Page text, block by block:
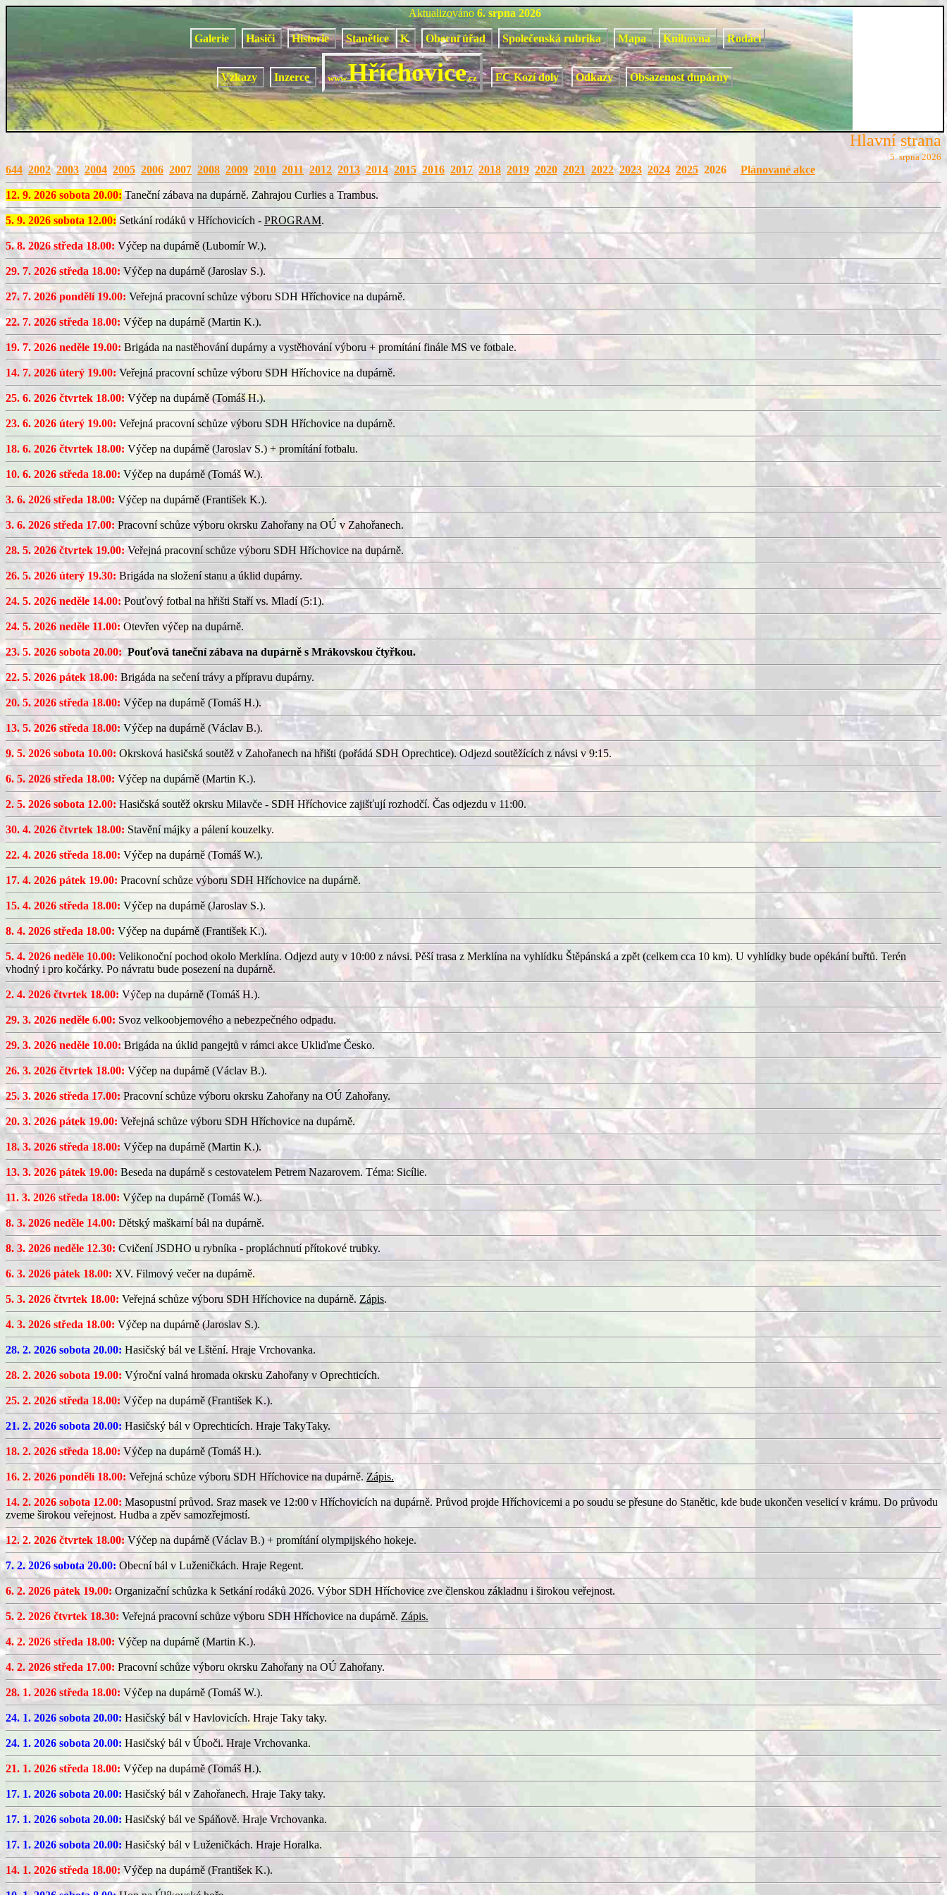
Aktualizováno 6. srpna 2026
Galerie Hasiči Historie Stanětice K Obecní úřad Společenská rubrika Mapa Knihovna Rodáci
Vzkazy Inzerce www.Hříchovice.cz FC Kozí doly Odkazy Obsazenost dupárny
Hlavní strana
5. srpna 2026
644 2002 2003 2004 2005 2006 2007 2008 2009 2010 2011 2012 2013 2014 2015 2016 2017 2018 2019 2020 2021 2022 2023 2024 2025 2026 Plánované akce
12. 9. 2026 sobota 20.00:Taneční zábava na dupárně. Zahrajou Curlies a Trambus.
5. 9. 2026 sobota 12.00: Setkání rodáků v Hříchovicích - PROGRAM.
5. 8. 2026 středa 18.00: Výčep na dupárně (Lubomír W.).
29. 7. 2026 středa 18.00: Výčep na dupárně (Jaroslav S.).
27. 7. 2026 pondělí 19.00: Veřejná pracovní schůze výboru SDH Hříchovice na dupárně.
22. 7. 2026 středa 18.00: Výčep na dupárně (Martin K.).
19. 7. 2026 neděle 19.00: Brigáda na nastěhování dupárny a vystěhování výboru + promítání finále MS ve fotbale.
14. 7. 2026 úterý 19.00: Veřejná pracovní schůze výboru SDH Hříchovice na dupárně.
25. 6. 2026 čtvrtek 18.00: Výčep na dupárně (Tomáš H.).
23. 6. 2026 úterý 19.00: Veřejná pracovní schůze výboru SDH Hříchovice na dupárně.
18. 6. 2026 čtvrtek 18.00: Výčep na dupárně (Jaroslav S.) + promítání fotbalu.
10. 6. 2026 středa 18.00: Výčep na dupárně (Tomáš W.).
3. 6. 2026 středa 18.00: Výčep na dupárně (František K.).
3. 6. 2026 středa 17.00: Pracovní schůze výboru okrsku Zahořany na OÚ v Zahořanech.
28. 5. 2026 čtvrtek 19.00:Veřejná pracovní schůze výboru SDH Hříchovice na dupárně.
26. 5. 2026 úterý 19.30: Brigáda na složení stanu a úklid dupárny.
24. 5. 2026 neděle 14.00:Pouťový fotbal na hřišti Staří vs. Mladí (5:1).
24. 5. 2026 neděle 11.00: Otevřen výčep na dupárně.
23. 5. 2026 sobota 20.00: Pouťová taneční zábava na dupárně s Mrákovskou čtyřkou.
22. 5. 2026 pátek 18.00: Brigáda na sečení trávy a přípravu dupárny.
20. 5. 2026 středa 18.00: Výčep na dupárně (Tomáš H.).
13. 5. 2026 středa 18.00: Výčep na dupárně (Václav B.).
9. 5. 2026 sobota 10.00: Okrsková hasičská soutěž v Zahořanech na hřišti (pořádá SDH Oprechtice). Odjezd soutěžících z návsi v 9:15.
6. 5. 2026 středa 18.00: Výčep na dupárně (Martin K.).
2. 5. 2026 sobota 12.00: Hasičská soutěž okrsku Milavče - SDH Hříchovice zajišťují rozhodčí. Čas odjezdu v 11:00.
30. 4. 2026 čtvrtek 18.00: Stavění májky a pálení kouzelky.
22. 4. 2026 středa 18.00: Výčep na dupárně (Tomáš W.).
17. 4. 2026 pátek 19.00: Pracovní schůze výboru SDH Hříchovice na dupárně.
15. 4. 2026 středa 18.00: Výčep na dupárně (Jaroslav S.).
8. 4. 2026 středa 18.00: Výčep na dupárně (František K.).
5. 4. 2026 neděle 10.00: Velikonoční pochod okolo Merklína. Odjezd auty v 10:00 z návsi. Pěší trasa z Merklína na vyhlídku Štěpánská a zpět (celkem cca 10 km). U vyhlídky bude opékání buřtů. Terén
vhodný i pro kočárky. Po návratu bude posezení na dupárně.
2. 4. 2026 čtvrtek 18.00: Výčep na dupárně (Tomáš H.).
29. 3. 2026 neděle 6.00: Svoz velkoobjemového a nebezpečného odpadu.
29. 3. 2026 neděle 10.00: Brigáda na úklid pangejtů v rámci akce Ukliďme Česko.
26. 3. 2026 čtvrtek 18.00: Výčep na dupárně (Václav B.).
25. 3. 2026 středa 17.00: Pracovní schůze výboru okrsku Zahořany na OÚ Zahořany.
20. 3. 2026 pátek 19.00: Veřejná schůze výboru SDH Hříchovice na dupárně.
18. 3. 2026 středa 18.00: Výčep na dupárně (Martin K.).
13. 3. 2026 pátek 19.00: Beseda na dupárně s cestovatelem Petrem Nazarovem. Téma: Sicílie.
11. 3. 2026 středa 18.00: Výčep na dupárně (Tomáš W.).
8. 3. 2026 neděle 14.00: Dětský maškarní bál na dupárně.
8. 3. 2026 neděle 12.30: Cvičení JSDHO u rybníka - propláchnutí přítokové trubky.
6. 3. 2026 pátek 18.00: XV. Filmový večer na dupárně.
5. 3. 2026 čtvrtek 18.00: Veřejná schůze výboru SDH Hříchovice na dupárně. Zápis.
4. 3. 2026 středa 18.00: Výčep na dupárně (Jaroslav S.).
28. 2. 2026 sobota 20.00: Hasičský bál ve Lštění. Hraje Vrchovanka.
28. 2. 2026 sobota 19.00: Výroční valná hromada okrsku Zahořany v Oprechticích.
25. 2. 2026 středa 18.00: Výčep na dupárně (František K.).
21. 2. 2026 sobota 20.00: Hasičský bál v Oprechticích. Hraje TakyTaky.
18. 2. 2026 středa 18.00: Výčep na dupárně (Tomáš H.).
16. 2. 2026 pondělí 18.00: Veřejná schůze výboru SDH Hříchovice na dupárně. Zápis.
14. 2. 2026 sobota 12.00: Masopustní průvod. Sraz masek ve 12:00 v Hříchovicích na dupárně. Průvod projde Hříchovicemi a po soudu se přesune do Stanětic, kde bude ukončen veselicí v krámu. Do průvodu
zveme širokou veřejnost. Hudba a zpěv samozřejmostí.
12. 2. 2026 čtvrtek 18.00: Výčep na dupárně (Václav B.) + promítání olympijského hokeje.
7. 2. 2026 sobota 20.00: Obecní bál v Luženičkách. Hraje Regent.
6. 2. 2026 pátek 19.00:Organizační schůzka k Setkání rodáků 2026. Výbor SDH Hříchovice zve členskou základnu i širokou veřejnost.
5. 2. 2026 čtvrtek 18.30: Veřejná pracovní schůze výboru SDH Hříchovice na dupárně. Zápis.
4. 2. 2026 středa 18.00: Výčep na dupárně (Martin K.).
4. 2. 2026 středa 17.00: Pracovní schůze výboru okrsku Zahořany na OÚ Zahořany.
28. 1. 2026 středa 18.00: Výčep na dupárně (Tomáš W.).
24. 1. 2026 sobota 20.00: Hasičský bál v Havlovicích. Hraje Taky taky.
24. 1. 2026 sobota 20.00: Hasičský bál v Úboči. Hraje Vrchovanka.
21. 1. 2026 středa 18.00: Výčep na dupárně (Tomáš H.).
17. 1. 2026 sobota 20.00: Hasičský bál v Zahořanech. Hraje Taky taky.
17. 1. 2026 sobota 20.00: Hasičský bál ve Spáňově. Hraje Vrchovanka.
17. 1. 2026 sobota 20.00: Hasičský bál v Luženičkách. Hraje Horalka.
14. 1. 2026 středa 18.00: Výčep na dupárně (František K.).